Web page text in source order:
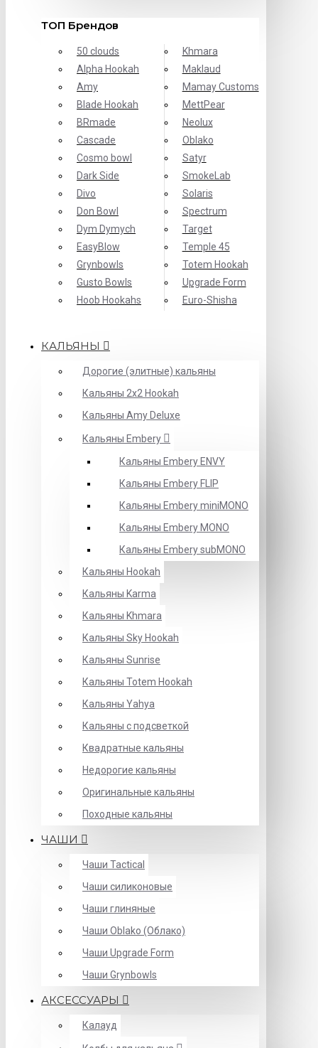
ТОП Брендов
50 clouds
Alpha Hookah
Amy
Blade Hookah
BRmade
Cascade
Cosmo bowl
Dark Side
Divo
Don Bowl
Dym Dymych
EasyBlow
Grynbowls
Gusto Bowls
Hoob Hookahs
Khmara
Maklaud
Mamay Customs
MettPear
Neolux
Oblako
Satyr
SmokeLab
Solaris
Spectrum
Target
Temple 45
Totem Hookah
Upgrade Form
Еuro-Shisha
КАЛЬЯНЫ
Дорогие (элитные) кальяны
Кальяны 2х2 Hookah
Кальяны Amy Deluxe
Кальяны Embery
Кальяны Embery ENVY
Кальяны Embery FLIP
Кальяны Embery miniMONO
Кальяны Embery MONO
Кальяны Embery subMONO
Кальяны Hookah
Кальяны Karma
Кальяны Khmara
Кальяны Sky Hookah
Кальяны Sunrise
Кальяны Totem Hookah
Кальяны Yahya
Кальяны с подсветкой
Квадратные кальяны
Недорогие кальяны
Оригинальные кальяны
Походные кальяны
ЧАШИ
Чаши Tactical
Чаши силиконовые
Чаши глиняные
Чаши Oblako (Облако)
Чаши Upgrade Form
Чаши Grynbowls
АКСЕССУАРЫ
Калауд